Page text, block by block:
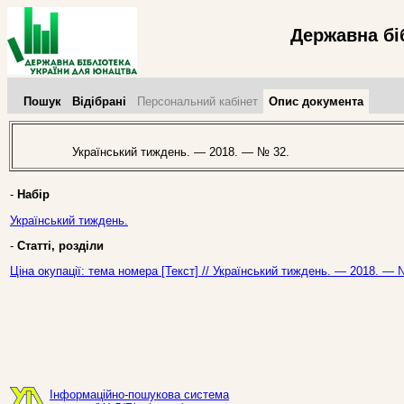
Державна
Пошук Відібрані Персональний кабінет Опис документа
Український тиждень. — 2018. — № 32.
- Набір
Український тиждень.
- Статті, розділи
Ціна окупації: тема номера [Текст] // Український тиждень. — 2018.
Інформаційно-пошукова система